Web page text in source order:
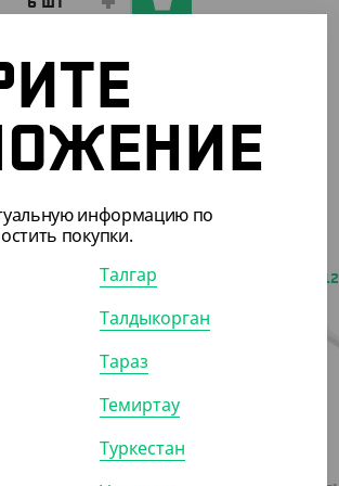
АРТ. 1300312
информацию по
покупки.
Талгар
Талдыкорган
Тараз
Темиртау
Туркестан